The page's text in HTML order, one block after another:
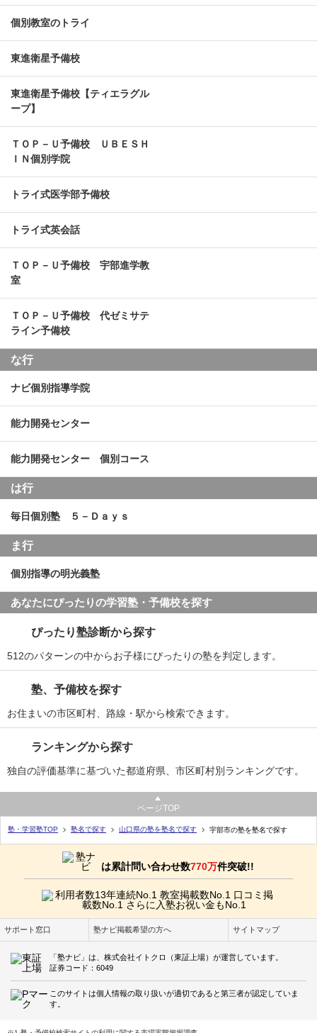
個別教室のトライ
東進衛星予備校
東進衛星予備校【ティエラグル
ープ】
ＴＯＰ－Ｕ予備校 ＵＢＥＳＨ
ＩＮ個別学院
トライ式医学部予備校
トライ式英会話
ＴＯＰ－Ｕ予備校 宇部進学教
室
ＴＯＰ－Ｕ予備校 代ゼミサテ
ライン予備校
な行
ナビ個別指導学院
能力開発センター
能力開発センター 個別コース
は行
毎日個別塾 ５－Ｄａｙｓ
ま行
個別指導の明光義塾
あなたにぴったりの学習塾・予備校を探す
ぴったり塾診断から探す
512のパターンの中からお子様にぴったりの塾を判定します。
塾、予備校を探す
お住まいの市区町村、路線・駅から検索できます。
ランキングから探す
独自の評価基準に基づいた都道府県、市区町村別ランキングです。
ページTOP
塾・学習塾TOP 塾名で探す 山口県の塾を塾名で探す 宇部市の塾を塾名で探す
は累計問い合わせ数770万件突破!!
サポート窓口 塾ナビ掲載希望の方へ サイトマップ
「塾ナビ」は、株式会社イトクロ（東証上場）が運営しています。
証券コード：6049
このサイトは個人情報の取り扱いが適切であると第三者が認定していま
す。